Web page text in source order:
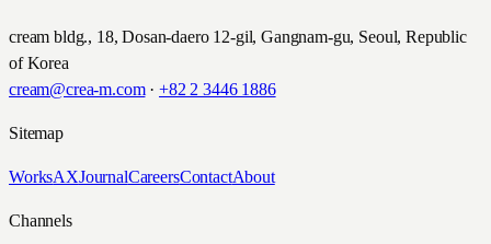
cream bldg., 18, Dosan-daero 12-gil, Gangnam-gu, Seoul, Republic
of Korea
cream@crea-m.com· +82 2 3446 1886
Sitemap
WorksAXJournalCareersContactAbout
Channels